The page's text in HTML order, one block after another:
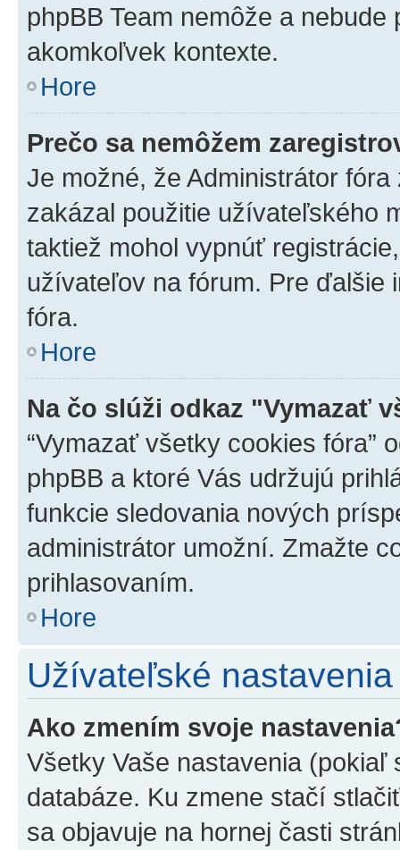
phpBB Team nemôže a
akomkoľvek kontexte.
Hore
Prečo sa nemôžem
Je možné, že Administrátor
zakázal použitie užívateľského
taktiež mohol vypnúť
užívateľov na fórum. Pre ďalšie
fóra.
Hore
Na čo slúži odkaz "Vymazať
“Vymazať všetky cookies fóra”
phpBB a ktoré Vás udržujú
funkcie sledovania nových
administrátor umožní. Zmažte
prihlasovaním.
Hore
Užívateľské nastavenia
Ako zmením svoje
Všetky Vaše nastavenia
databáze. Ku zmene stačí
sa objavuje na hornej časti